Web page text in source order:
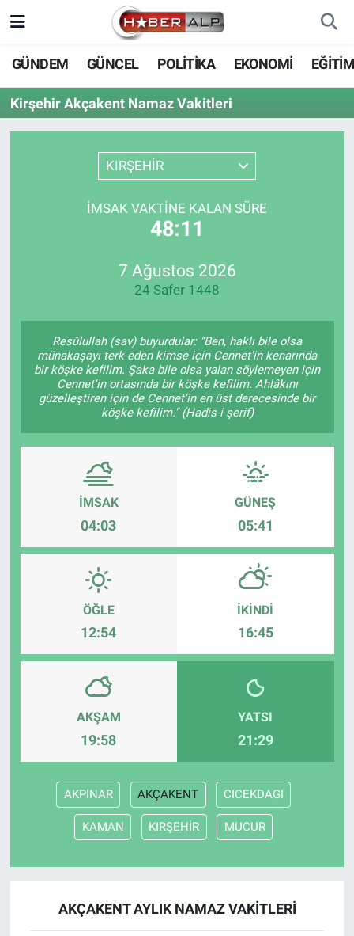
GÜNDEM GÜNCEL POLİTİKA EKONOMİ
Kirşehir Akçakent Namaz Vakitleri
KIRŞEHİR
İMSAK VAKTINE KALAN SÜRE
48:10
7 Ağustos 2026
24 Safer 1448
Resûlullah (sav) buyurdular: "Ben, haklı bile olsa
münakaşayı terk eden kimse için Cennet'in kenarında
bir köşke kefilim. Şaka bile olsa yalan söylemeyen için
Cennet'in ortasında bir köşke kefilim. Ahlâkını
güzelleştiren için de Cennet'in en üst derecesinde bir
köşke kefilim." (Hadis-i şerif)
İMSAK
04:03
GÜNEŞ
05:41
ÖĞLE
12:54
İKINDI
16:45
AKŞAM
19:58
YATSI
21:29
AKPINAR AKÇAKENT CICEKDAGI
KAMAN KIRŞEHİR MUCUR
AKÇAKENT AYLIK NAMAZ VAKITLERI
Nöbetçi Eczaneler
Hava Durumu
Süper Lig Puan Durumu ve Fikstür
Son Dakika Haberleri